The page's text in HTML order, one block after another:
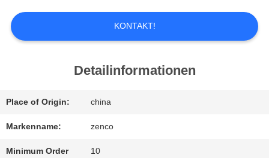
ÜBER
UNS
QUALITÄTSKONTROLLE
KONTAKT!
Detailinformationen
Place of Origin: china
Markenname: zenco
Minimum Order
10